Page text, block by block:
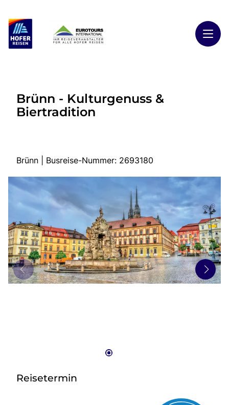
Highlights
Reiseländer
Start
Busreisen
Kontakt
zurück zu HOFER REISEN
Brünn - Kulturgenuss &
Biertradition
Brünn | Busreise-Nummer: 2693180
Reisetermin